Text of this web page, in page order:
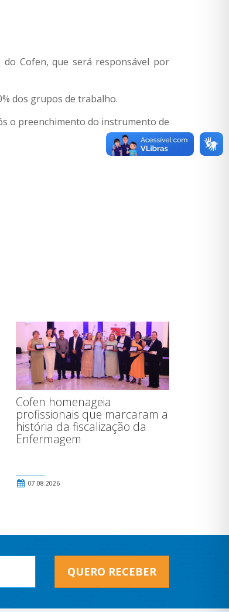
do Cofen, que será responsável por
dos grupos de trabalho.
o preenchimento do instrumento de
Cofen homenageia
profissionais que marcaram a
história da fiscalização da
Enfermagem
07.08.2026
QUERO RECEBER